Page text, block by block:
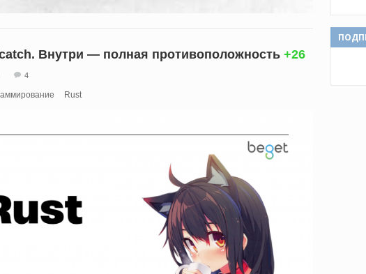
Внутри — полная противоположность +26
4
Rust